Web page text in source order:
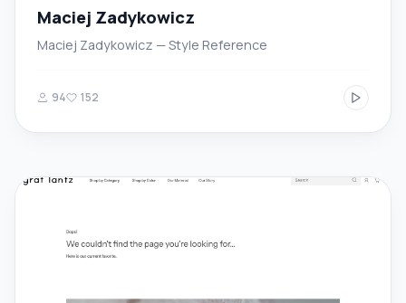
Maciej Zadykowicz
Maciej Zadykowicz — Style Reference
94 152